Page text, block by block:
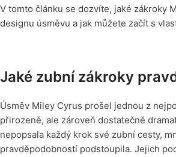
V tomto článku se dozvíte, jaké zákroky
designu úsměvu a jak můžete začít s
Jaké zubní zákroky
Úsměv Miley Cyrus prošel jednou z
přirozeně, ale zároveň dostatečně
nepopsala každý krok své zubní cesty,
pravděpodobností podstoupila. Jejich